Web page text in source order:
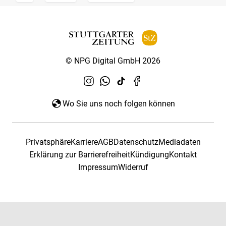
© NPG Digital GmbH 2026
Wo Sie uns noch folgen können
PrivatsphäreKarriereAGBDatenschutzMediadaten
Erklärung zur BarrierefreiheitKündigungKontakt
ImpressumWiderruf